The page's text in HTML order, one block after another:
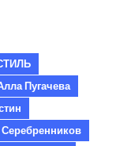
Пугачева